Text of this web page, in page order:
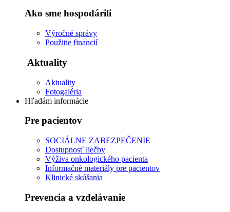
Ako sme hospodárili
Výročné správy
Použitie financií
Aktuality
Aktuality
Fotogaléria
Hľadám informácie
Pre pacientov
SOCIÁLNE ZABEZPEČENIE
Dostupnosť liečby
Výživa onkologického pacienta
Informačné materiály pre pacientov
Klinické skúšania
Prevencia a vzdelávanie